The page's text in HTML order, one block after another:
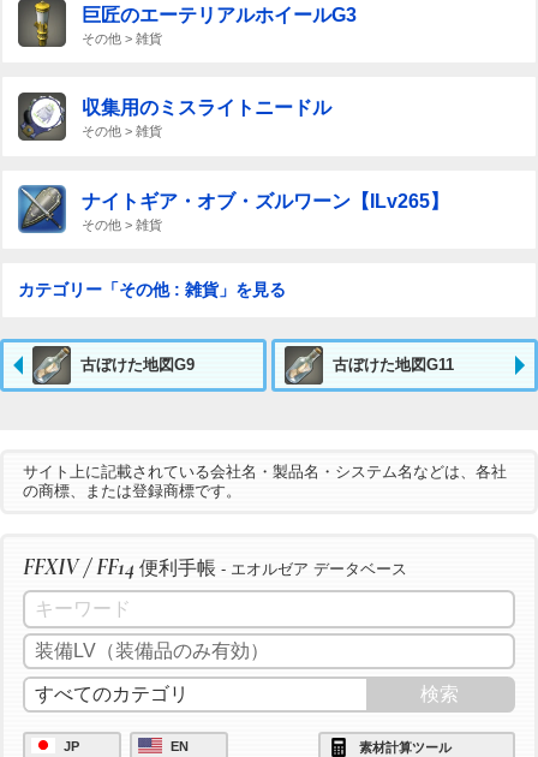
巨匠のエーテリアルホイールG3
その他 > 雑貨
収集用のミスライトニードル
その他 > 雑貨
ナイトギア・オブ・ズルワーン【ILv265】
その他 > 雑貨
カテゴリー「その他 : 雑貨」を見る
古ぼけた地図G9 古ぼけた地図G11
サイト上に記載されている会社名・製品名・システム名などは、各社
の商標、または登録商標です。
FFXIV / FF14 便利手帳 - エオルゼア データベース
JP EN 素材計算ツール